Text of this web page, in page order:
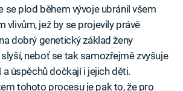
se plod během vývoje ubránil všem
vlivům, jež by se projevily právě
dobrý genetický základ ženy
neboť se tak samozřejmě zvyšuje
a úspěchů dočkají i jejich děti.
tohoto procesu je pak to, že pro